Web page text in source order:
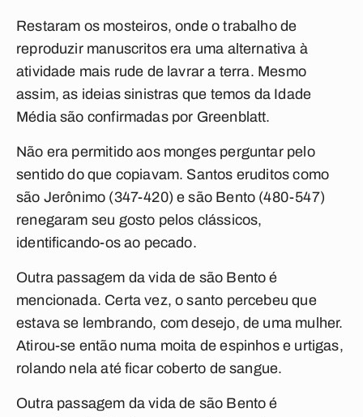
Restaram os mosteiros, onde o trabalho de
reproduzir manuscritos era uma alternativa à
atividade mais rude de lavrar a terra. Mesmo
assim, as ideias sinistras que temos da Idade
Média são confirmadas por Greenblatt.
Não era permitido aos monges perguntar pelo
sentido do que copiavam. Santos eruditos como
são Jerônimo (347-420) e são Bento (480-547)
renegaram seu gosto pelos clássicos,
identificando-os ao pecado.
Outra passagem da vida de são Bento é
mencionada. Certa vez, o santo percebeu que
estava se lembrando, com desejo, de uma mulher.
Atirou-se então numa moita de espinhos e urtigas,
rolando nela até ficar coberto de sangue.
Outra passagem da vida de são Bento é